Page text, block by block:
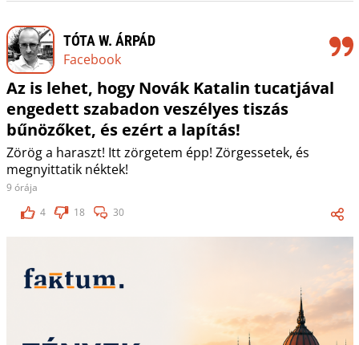
TÓTA W. ÁRPÁD
Facebook
Az is lehet, hogy Novák Katalin tucatjával
engedett szabadon veszélyes tiszás
bűnözőket, és ezért a lapítás!
Zörög a haraszt! Itt zörgetem épp! Zörgessetek, és
megnyittatik néktek!
9 órája
4
18 30